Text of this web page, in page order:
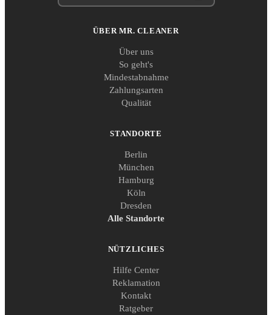
ÜBER MR. CLEANER
Über uns
So geht's
Mindestabnahme
Zahlungsarten
Qualität
STANDORTE
Berlin
München
Hamburg
Köln
Dresden
Alle Standorte
NÜTZLICHES
Hilfe Center
Reklamation
Kontakt
Ratgeber